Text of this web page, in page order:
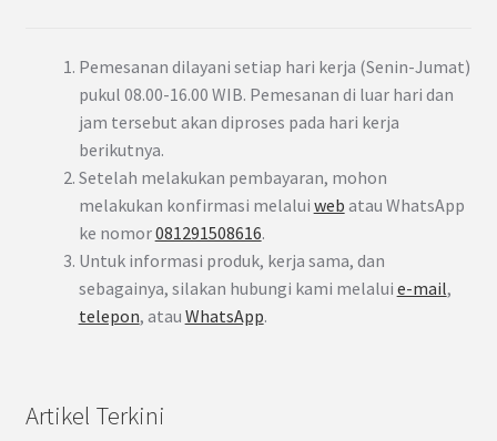
Pemesanan dilayani setiap hari kerja (Senin-Jumat)
pukul 08.00-16.00 WIB. Pemesanan di luar hari dan
jam tersebut akan diproses pada hari kerja
berikutnya.
Setelah melakukan pembayaran, mohon
melakukan konfirmasi melalui web atau WhatsApp
ke nomor081291508616.
Untuk informasi produk, kerja sama, dan
sebagainya, silakan hubungi kami melalui e-mail,
telepon, atau WhatsApp.
Artikel Terkini